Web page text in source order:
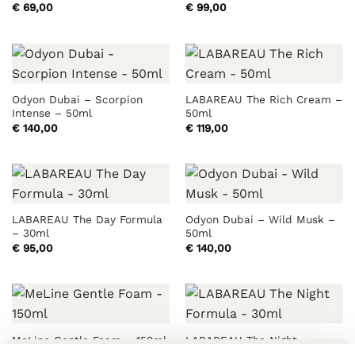
€69,00 €99,00
Odyon Dubai – Scorpion
Intense – 50ml
€140,00
LABAREAU The Rich Cream –
50ml
€119,00
LABAREAU The Day Formula
– 30ml
€95,00
Odyon Dubai – Wild Musk –
50ml
€140,00
MeLine Gentle Foam – 150ml LABAREAU The Night